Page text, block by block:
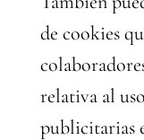
de cookies
relativa al
publicitarias